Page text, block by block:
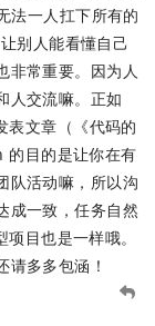
法一人扛下所有的
别人能看懂自己
非常重要。因为人
人交流嘛。正如
表文章（《代码的
的目的是让你在有
队活动嘛，所以沟
成一致，任务自然
目也是一样哦。
请多多包涵！